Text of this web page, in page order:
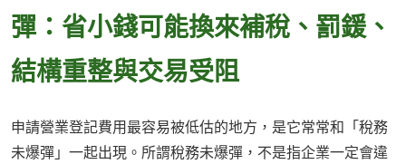
彈：省小錢可能換來補稅、罰鍰、
結構重整與交易受阻
申請營業登記費用最容易被低估的地方，是它常常和「稅務
未爆彈」一起出現。所謂稅務未爆彈，不是指企業一定會違